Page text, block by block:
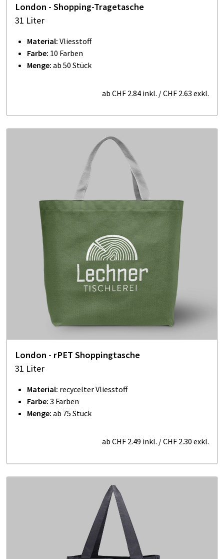
London - Shopping-Tragetasche
31 Liter
Material: Vliesstoff
Farbe: 10 Farben
Menge: ab 50 Stück
ab CHF 2.84 inkl. /CHF 2.63 exkl.
London - rPET Shoppingtasche
31 Liter
Material: recycelter Vliesstoff
Farbe: 3 Farben
Menge: ab 75 Stück
ab CHF 2.49 inkl. /CHF 2.30 exkl.